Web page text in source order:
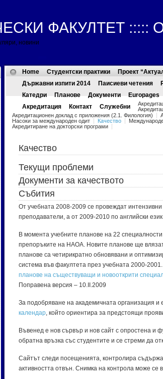
ФАКУЛТЕТ :::::
новини
приложения (2.1. Филология)
(формат)
(доклад на декана)
Home Студентски практики Проект
Държавни изпити 2014
Паисиеви четения
Катедри
Планове Документи Europages
Акредитация
Контакт Служебни
Акредитационен доклад с приложения (2.1. Филология)
Насоки за международен одит
Качество
Акредитиране на докторски програми
Качество
Текущи проблеми
Документи за качеството
Събития
От учебната 2008-2009 се провеждат интензивни
преподаватели, а от 2009-2010 по английски
В момента учебните планове на 22
препоръките на НАОА. Новите планове ще
планове са четирикратно обновявани и
система във факултета през учебната 2000-2001.
планове на съществуващи и новооткрити
Поправена версия – 10.ІІ.2009
За подобряване на академичната организация и
календар, който ориентира за предстоящи
Въвенед е нов сървър и нов сайт с опростена и
обратна връзка със студентите и се стреми да
Сайтът следи посещенията, контролира
активността отвън. Снимка на контрола може се